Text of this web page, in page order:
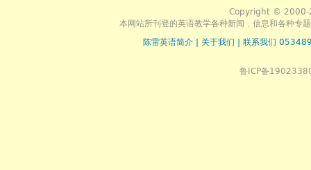
Copyright © 2000-
本网站所刊登的英语教学各种新闻﹑信息和各种专
陈雷英语简介
关于我们 联系我们
鲁ICP备